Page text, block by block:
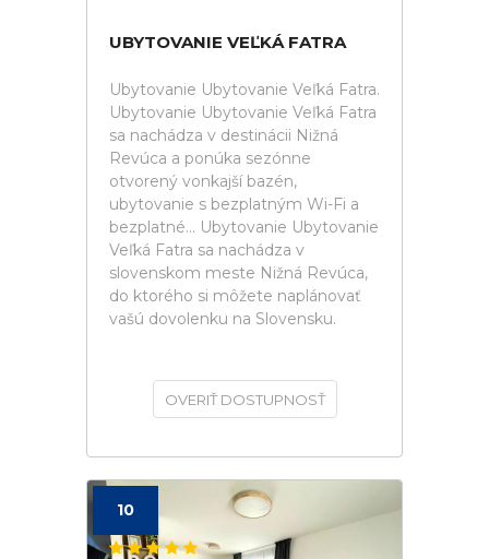
UBYTOVANIE VEĽKÁ FATRA
Ubytovanie Ubytovanie Veľká Fatra.
Ubytovanie Ubytovanie Veľká Fatra
sa nachádza v destinácii Nižná
Revúca a ponúka sezónne
otvorený vonkajší bazén,
ubytovanie s bezplatným Wi-Fi a
bezplatné... Ubytovanie Ubytovanie
Veľká Fatra sa nachádza v
slovenskom meste Nižná Revúca,
do ktorého si môžete naplánovať
vašú dovolenku na Slovensku.
OVERIŤ DOSTUPNOSŤ
10